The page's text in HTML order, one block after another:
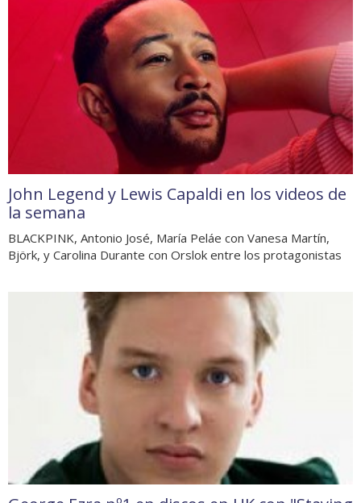
John Legend y Lewis Capaldi en los videos de
la semana
BLACKPINK, Antonio José, María Peláe con Vanesa Martín,
Björk, y Carolina Durante con Orslok entre los protagonistas